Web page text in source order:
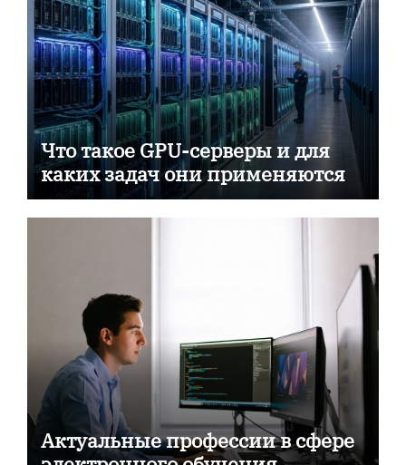
Что такое GPU-серверы и для
каких задач они применяются
Актуальные профессии в сфере